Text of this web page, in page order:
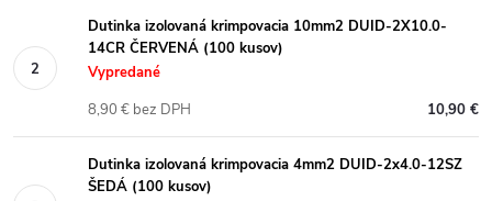
Dutinka izolovaná krimpovacia 10mm2 DUID-2X10.0-
14CR ČERVENÁ (100 kusov)
Vypredané
10,90 €
8,90 € bez DPH
Dutinka izolovaná krimpovacia 4mm2 DUID-2x4.0-12SZ
ŠEDÁ (100 kusov)